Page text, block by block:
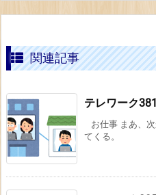
関連記事
テレワーク
お仕事 まあ、
てくる。